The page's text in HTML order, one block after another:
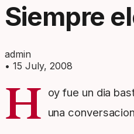
Siempre
admin
• 15 July, 2008
H oy fue un dia
una